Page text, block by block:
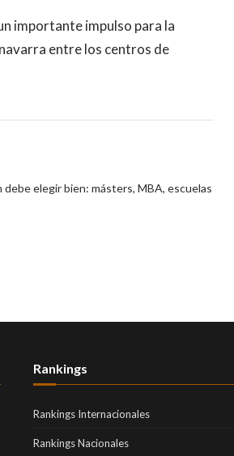
importante impulso para la
entre los centros de
elegir bien: másters, MBA, escuelas
Rankings
Rankings Internacionales
Rankings Nacionales